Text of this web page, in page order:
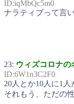
ID:iqMbQc5m0
ナラティブって言
23: ウィズコロナの
ID:6W1n3C2F0
20人とか10人に1人
それもう、ただの